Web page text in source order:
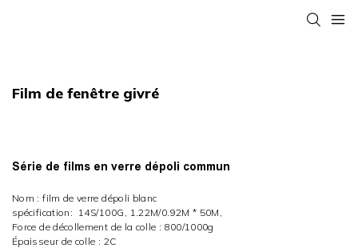
Film de fenêtre givré
Série de films en verre dépoli commun
Nom : film de verre dépoli blanc
spécification: 14S/100G, 1.22M/0.92M * 50M,
Force de décollement de la colle : 800/1000g
Épaisseur de colle : 2C